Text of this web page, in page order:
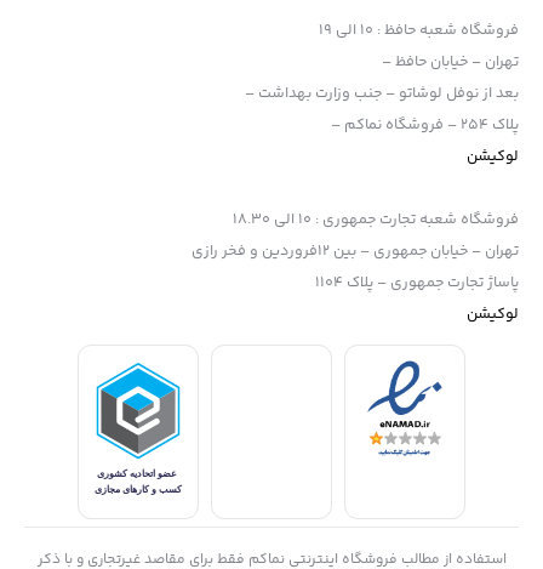
فروشگاه شعبه حافظ: 10 الی 19
تهران – خیابان حافظ –
بعد از نوفل لوشاتو – جنب وزارت بهداشت –
پلاک 254 – فروشگاه نماکم –
لوکیشن
فروشگاه شعبه تجارت جمهوری : 10 الی 18.30
تهران – خیابان جمهوری – بین 12فروردین و فخر رازی
پاساژ تجارت جمهوری – پلاک 1104
لوکیشن
استفاده از مطالب فروشگاه اینترنتی نماکم فقط برای مقاصد غیرتجاری و با ذکر